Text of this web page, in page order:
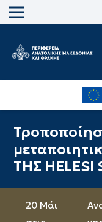
ΤΗΣ HELESI
20 Μάι